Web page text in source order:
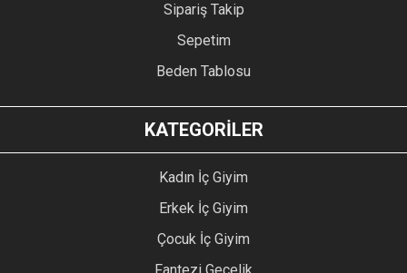
Sipariş Takip
Sepetim
Beden Tablosu
KATEGORİLER
Kadın İç Giyim
Erkek İç Giyim
Çocuk İç Giyim